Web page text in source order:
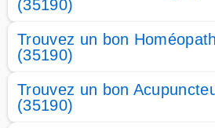
(35190)
Trouvez un bon
(35190)
Trouvez un bon
(35190)